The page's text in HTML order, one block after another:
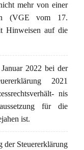
mehr von einer
(VGE vom 17.
Hinweisen auf die
2022 bei der
2021
nis
für die
ist.
der Steuererklärung